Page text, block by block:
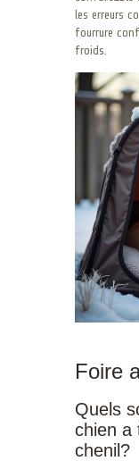
les erreurs
fourrure
froids.
Foire
Quels
chien a
chenil?